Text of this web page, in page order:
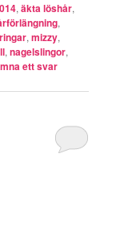
,äkta löshår,
,
,mizzy,
,nagelslingor,
ett svar